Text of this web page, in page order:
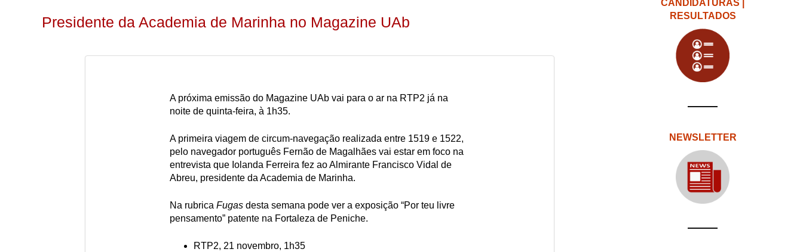
Presidente da Academia de Marinha no Magazine UAb
A próxima emissão do Magazine UAb vai para o ar na RTP2 já na
noite de quinta-feira, à 1h35.
A primeira viagem de circum-navegação realizada entre 1519 e 1522,
pelo navegador português Fernão de Magalhães vai estar em foco na
entrevista que Iolanda Ferreira fez ao Almirante Francisco Vidal de
Abreu, presidente da Academia de Marinha.
Na rubrica Fugasdesta semana pode ver a exposição “Por teu livre
pensamento” patente na Fortaleza de Peniche.
RTP2, 21 novembro, 1h35
CANDIDATURAS |
RESULTADOS
NEWSLETTER